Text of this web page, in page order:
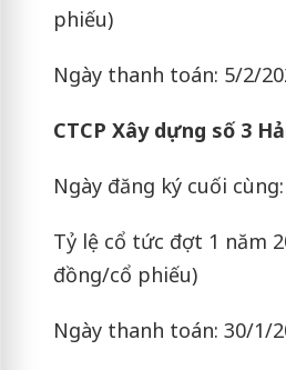
phiếu)
Ngày thanh toán: 5/2/
CTCP Xây dựng số 3
Ngày đăng ký cuối
Tỷ lệ cổ tức đợt 1 năm
đồng/cổ phiếu)
Ngày thanh toán: 30/1/